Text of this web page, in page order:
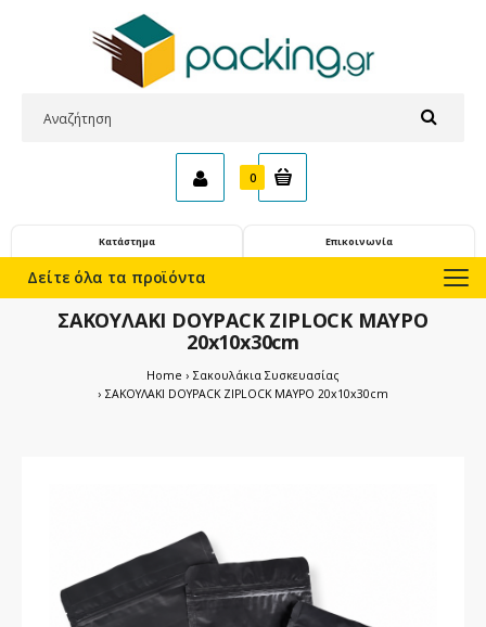
0
Κατάστημα Επικοινωνία
Δείτε όλα τα προϊόντα
ΣΑΚΟΥΛΑΚΙ DOYPACK ZIPLOCK ΜΑΥΡΟ
20x10x30cm
Home
Σακουλάκια Συσκευασίας
ΣΑΚΟΥΛΑΚΙ DOYPACK ZIPLOCK ΜΑΥΡΟ 20x10x30cm